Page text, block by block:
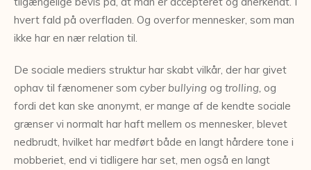
hvert fald på overfladen. Og overfor mennesker, som man
ikke har en nær relation til.
De sociale mediers struktur har skabt vilkår, der har givet
ophav til fænomener som cyber bullying og trolling, og
fordi det kan ske anonymt, er mange af de kendte sociale
grænser vi normalt har haft mellem os mennesker, blevet
nedbrudt, hvilket har medført både en langt hårdere tone i
mobberiet, end vi tidligere har set, men også en langt